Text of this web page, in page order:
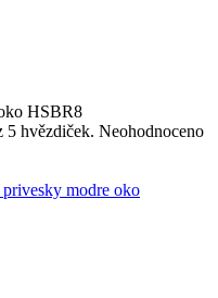
HSBR8
5 hvězdiček. Neohodnoceno